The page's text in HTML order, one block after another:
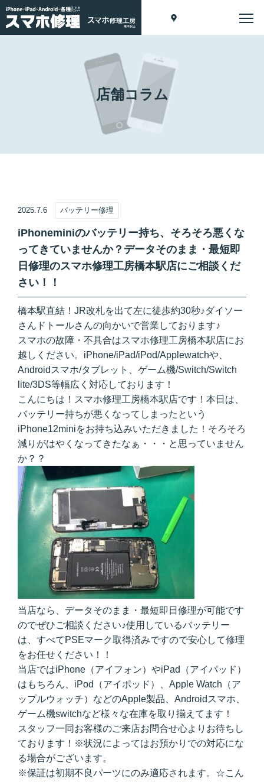
店舗コラム
2025.7.6 バッテリー修理
iPhoneminiのバッテリー持ち、そろそろ悪くな
ってきていませんか？データそのまま・最短即
日修理のスマホ修理工房橋本駅店にご相談くだ
さい！！
橋本駅直結！JR改札を出て左に徒歩約30秒♪ダイソー
さんドトールさんの向かいで営業しております♪
スマホの故障・不具合はスマホ修理工房橋本駅店にお
越しください。iPhone/iPad/iPod/Applewatchや、
Androidスマホ/タブレット、ゲーム機/Switch/Switch
lite/3DS等幅広く対応しております！
こんにちは！スマホ修理工房橋本駅店です！本日は、
バッテリー持ちが悪くなってしまったという
iPhone12miniをお持ち込みいただきました！そろそろ
減りがはやくなってきたなぁ・・・と思っていません
か？？
当店なら、データそのまま・最短即日修理が可能です
のでぜひご相談ください♪使用しているバッテリー
は、すべてPSEマーク取得済みですので安心して修理
をお任せください！！
当店ではiPhone（アイフォン）やiPad（アイパッド）
はもちろん、iPod（アイポッド）、Apple Watch（ア
ップルウォッチ）などのApple製品、Androidスマホ、
ゲーム機switchなど様々な在庫を取り揃えてます！
スタッフ一同お客様のご来店お問合せ心よりお待ちし
ております！※状況によってはお預かりでの対応にな
る場合がございます。
※保証は初期不良パーツにのみ適応されます。☆こん